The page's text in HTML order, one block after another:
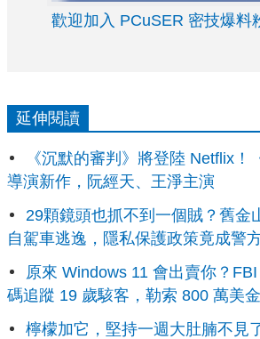
歡迎加入 PCuSER 密技爆料
延伸閱讀
《沉默的審判》將登陸 Netflix！
導演新作，阮經天、王淨主演
29顆鏡頭也抓不到一個賊？舊金
自駕車逃逸，隱私保護政策竟成警
原來 Windows 11 會出賣你？
碼追蹤 19 歲駭客，勒索 800 萬美
檸檬加它，堅持一週大肚腩不見